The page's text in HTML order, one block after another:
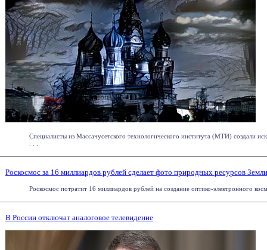
Специалисты из Массачусетского технологического института (МТИ) создали
Роскосмос за 16 миллиардов рублей сделает фото природных ресурсов Земли
Роскосмос потратит 16 миллиардов рублей на создание оптико-электронного
В России отключат аналоговое телевидение